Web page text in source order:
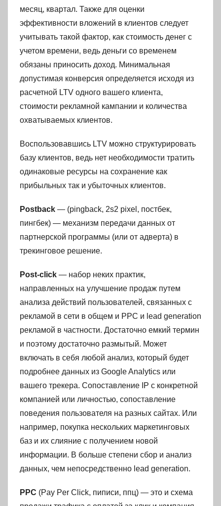
месяц, квартал. Также для оценки
эффективности вложений в клиентов следует
учитывать такой фактор, как стоимость денег с
учетом времени, ведь деньги со временем
обязаны приносить доход. Минимальная
допустимая конверсия определяется исходя из
расчетной LTV одного вашего клиента,
стоимости рекламной кампании и количества
охватываемых клиентов.
Воспользовавшись LTV можно структурировать
базу клиентов, ведь нет необходимости тратить
одинаковые ресурсы на сохранение как
прибыльных так и убыточных клиентов.
Postback — (pingback, 2s2 pixel, постбек,
пингбек) — механизм передачи данных от
партнерской программы (или от адверта) в
трекинговое решение.
Post-click — набор неких практик,
направленных на улучшение продаж путем
анализа действий пользователей, связанных с
рекламой в сети в общем и PPC и lead generation
рекламой в частности. Достаточно емкий термин
и поэтому достаточно размытый. Может
включать в себя любой анализ, который будет
подробнее данных из Google Analytics или
вашего трекера. Сопоставление IP с конкретной
компанией или личностью, сопоставление
поведения пользователя на разных сайтах. Или
например, покупка нескольких маркетинговых
баз и их слияние с получением новой
информации. В больше степени сбор и анализ
данных, чем непосредственно lead generation.
PPC (Pay Per Click, пиписи, ппц) — это и схема